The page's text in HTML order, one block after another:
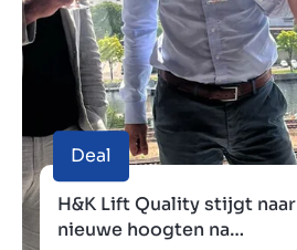
Deal
H&K Lift Quality stijgt naar
nieuwe hoogten na